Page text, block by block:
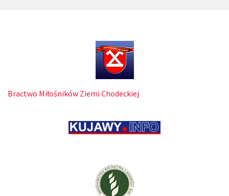
Bractwo Miłośników Ziemi Chodeckiej